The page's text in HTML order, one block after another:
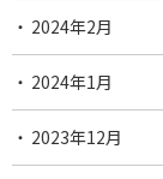
2024年2月
2024年1月
2023年12月